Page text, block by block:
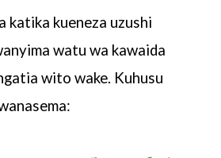
katika kueneza uzushi
watu wa kawaida
wito wake. Kuhusu